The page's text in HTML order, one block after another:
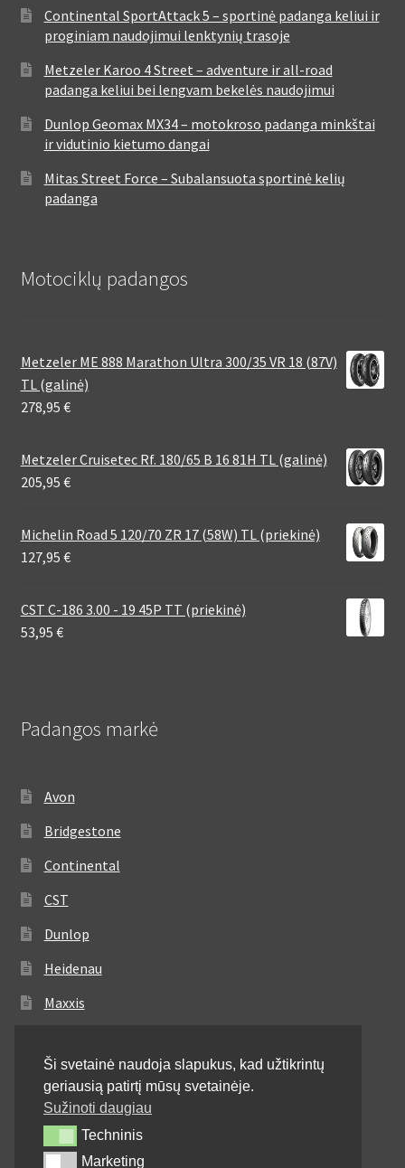
Continental SportAttack 5 – sportinė padanga keliui ir
proginiam naudojimui lenktynių trasoje
Metzeler Karoo 4 Street – adventure ir all-road
padanga keliui bei lengvam bekelės naudojimui
Dunlop Geomax MX34 – motokroso padanga minkštai
ir vidutinio kietumo dangai
Mitas Street Force – Subalansuota sportinė kelių
padanga
Motociklų padangos
Metzeler ME 888 Marathon Ultra 300/35 VR 18 (87V)
TL (galinė)
278,95 €
Metzeler Cruisetec Rf. 180/65 B 16 81H TL (galinė)
205,95 €
Michelin Road 5 120/70 ZR 17 (58W) TL (priekinė)
127,95 €
CST C-186 3.00 - 19 45P TT (priekinė)
53,95 €
Padangos markė
Avon
Bridgestone
Continental
CST
Dunlop
Heidenau
Maxxis
Michelin
Mitas
Pirelli
Ši svetainė naudoja slapukus, kad užtikrintų
geriausią patirtį mūsų svetainėje.
Sužinoti daugiau
TechninisTechninis
MarketingMarketing